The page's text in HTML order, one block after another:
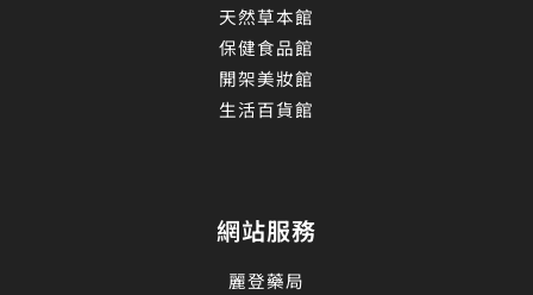
天然草本館
保健食品館
開架美妝館
生活百貨館
網站服務
麗登藥局